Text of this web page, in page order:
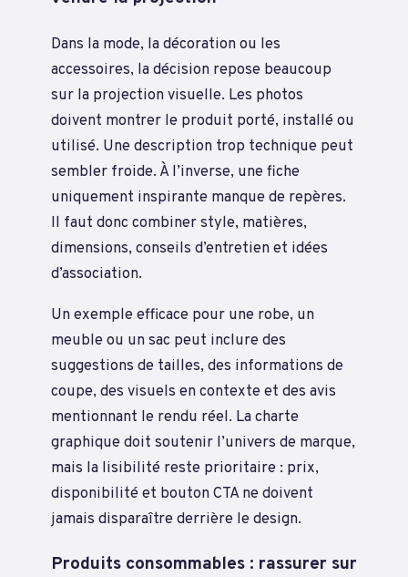
Dans la mode, la décoration ou les
accessoires, la décision repose beaucoup
sur la projection visuelle. Les photos
doivent montrer le produit porté, installé ou
utilisé. Une description trop technique peut
sembler froide. À l’inverse, une fiche
uniquement inspirante manque de repères.
Il faut donc combiner style, matières,
dimensions, conseils d’entretien et idées
d’association.
Un exemple efficace pour une robe, un
meuble ou un sac peut inclure des
suggestions de tailles, des informations de
coupe, des visuels en contexte et des avis
mentionnant le rendu réel. La charte
graphique doit soutenir l’univers de marque,
mais la lisibilité reste prioritaire : prix,
disponibilité et bouton CTA ne doivent
jamais disparaître derrière le design.
Produits consommables : rassurer sur